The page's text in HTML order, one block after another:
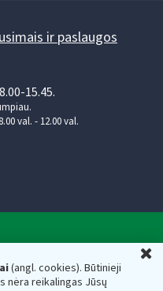
(angl. cookies). Būtinieji
nėra reikalingas Jūsų
ir paslaugos
15.45.
val. - 12.00 val.